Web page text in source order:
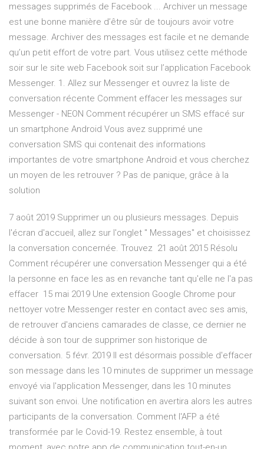
messages supprimés de Facebook ... Archiver un message
est une bonne manière d’être sûr de toujours avoir votre
message. Archiver des messages est facile et ne demande
qu’un petit effort de votre part. Vous utilisez cette méthode
soir sur le site web Facebook soit sur l’application Facebook
Messenger. 1. Allez sur Messenger et ouvrez la liste de
conversation récente Comment effacer les messages sur
Messenger - NEON Comment récupérer un SMS effacé sur
un smartphone Android Vous avez supprimé une
conversation SMS qui contenait des informations
importantes de votre smartphone Android et vous cherchez
un moyen de les retrouver ? Pas de panique, grâce à la
solution
7 août 2019 Supprimer un ou plusieurs messages. Depuis
l'écran d'accueil, allez sur l'onglet " Messages" et choisissez
la conversation concernée. Trouvez 21 août 2015 Résolu
Comment récupérer une conversation Messenger qui a été
la personne en face les as en revanche tant qu'elle ne l'a pas
effacer 15 mai 2019 Une extension Google Chrome pour
nettoyer votre Messenger rester en contact avec ses amis,
de retrouver d'anciens camarades de classe, ce dernier ne
décide à son tour de supprimer son historique de
conversation. 5 févr. 2019 Il est désormais possible d'effacer
son message dans les 10 minutes de supprimer un message
envoyé via l'application Messenger, dans les 10 minutes
suivant son envoi. Une notification en avertira alors les autres
participants de la conversation. Comment l'AFP a été
transformée par le Covid-19. Restez ensemble, à tout